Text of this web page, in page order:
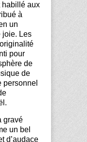
habillé aux
à
un
joie. Les
pour
de
de
personnel
gravé
un bel
d’audace